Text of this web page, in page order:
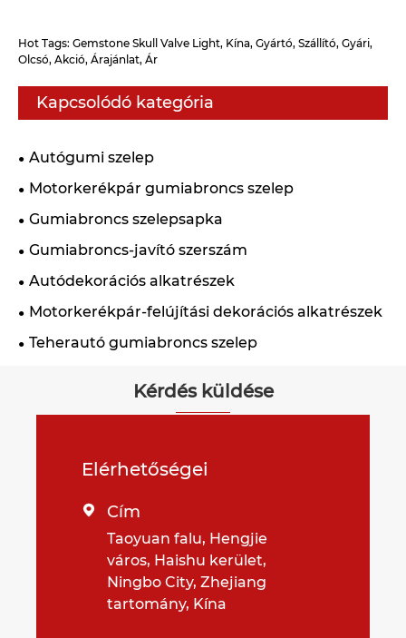
Hot Tags: Gemstone Skull Valve Light, Kína, Gyártó, Szállító, Gyári,
Olcsó, Akció, Árajánlat, Ár
Kapcsolódó kategória
Autógumi szelep
Motorkerékpár gumiabroncs szelep
Gumiabroncs szelepsapka
Gumiabroncs-javító szerszám
Autódekorációs alkatrészek
Motorkerékpár-felújítási dekorációs alkatrészek
Teherautó gumiabroncs szelep
Kérdés küldése
Elérhetőségei
 Cím
Taoyuan falu, Hengjie
város, Haishu kerület,
Ningbo City, Zhejiang
tartomány, Kína